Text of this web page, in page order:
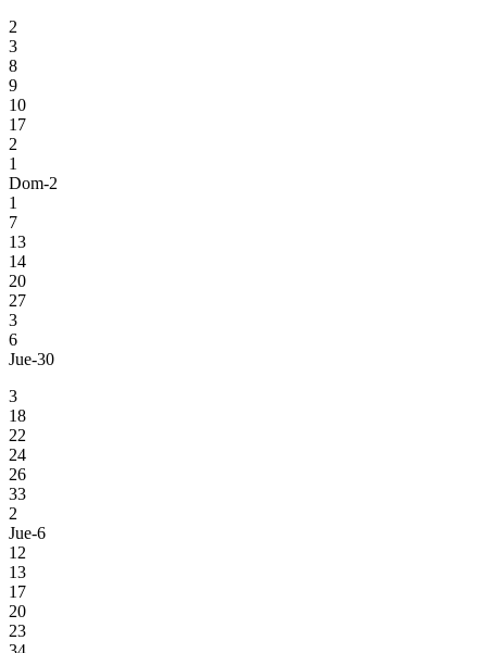
2
3
8
9
10
17
2
1
Dom-2
1
7
13
14
20
27
3
6
Jue-30
3
18
22
24
26
33
2
Jue-6
12
13
17
20
23